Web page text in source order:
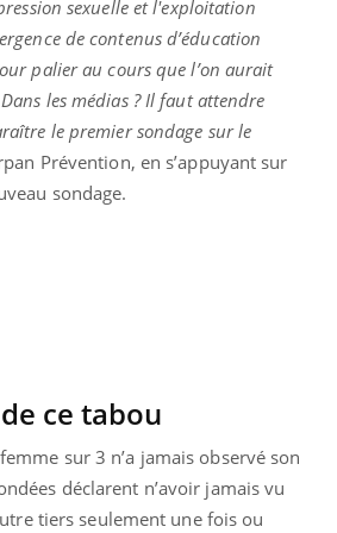
sexuelle et l'exploitation
de contenus d’éducation
palier au cours que l’on aurait
les médias ? Il faut attendre
le premier sondage sur le
Prévention, en s’appuyant sur
sondage.
ce tabou
sur 3 n’a jamais observé son
déclarent n’avoir jamais vu
tiers seulement une fois ou